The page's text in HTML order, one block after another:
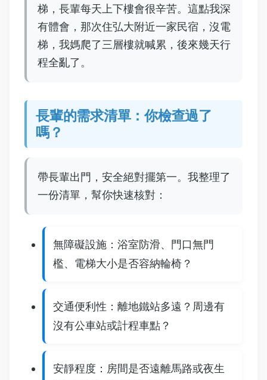
梯，長輩每天上下樓會很辛苦。這點我深
有體會，那次住弘大附近一家民宿，沒電
梯，我媽爬了三層樓就喊累，後來幾天行
程全亂了。
長輩的需求清單：你檢查過了
嗎？
帶長輩出門，安全絕對擺第一。我整理了
一份清單，幫你快速核對：
無障礙設施：浴室防滑、門口無門
檻、電梯大小是否容納輪椅？
交通便利性：離地鐵站多遠？周邊有
沒有公車站或計程車點？
安靜程度：房間是否遠離馬路或夜生